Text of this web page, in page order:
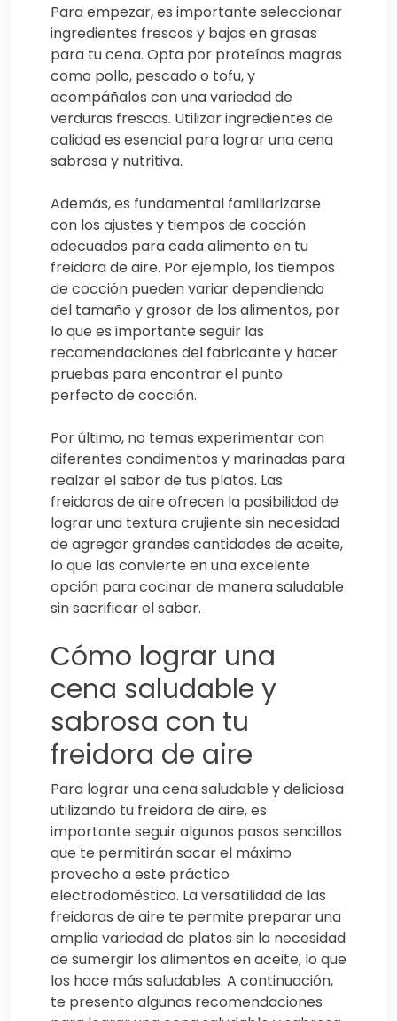
Para empezar, es importante seleccionar
ingredientes frescos y bajos en grasas
para tu cena. Opta por proteínas magras
como pollo, pescado o tofu, y
acompáñalos con una variedad de
verduras frescas. Utilizar ingredientes de
calidad es esencial para lograr una cena
sabrosa y nutritiva.
Además, es fundamental familiarizarse
con los ajustes y tiempos de cocción
adecuados para cada alimento en tu
freidora de aire. Por ejemplo, los tiempos
de cocción pueden variar dependiendo
del tamaño y grosor de los alimentos, por
lo que es importante seguir las
recomendaciones del fabricante y hacer
pruebas para encontrar el punto
perfecto de cocción.
Por último, no temas experimentar con
diferentes condimentos y marinadas para
realzar el sabor de tus platos. Las
freidoras de aire ofrecen la posibilidad de
lograr una textura crujiente sin necesidad
de agregar grandes cantidades de aceite,
lo que las convierte en una excelente
opción para cocinar de manera saludable
sin sacrificar el sabor.
Cómo lograr una
cena saludable y
sabrosa con tu
freidora de aire
Para lograr una cena saludable y deliciosa
utilizando tu freidora de aire, es
importante seguir algunos pasos sencillos
que te permitirán sacar el máximo
provecho a este práctico
electrodoméstico. La versatilidad de las
freidoras de aire te permite preparar una
amplia variedad de platos sin la necesidad
de sumergir los alimentos en aceite, lo que
los hace más saludables. A continuación,
te presento algunas recomendaciones